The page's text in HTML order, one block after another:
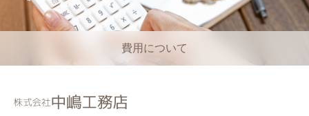
費用について